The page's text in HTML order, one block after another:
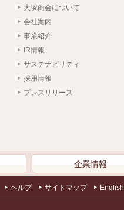
大塚商会について
会社案内
事業紹介
IR情報
サステナビリティ
採用情報
プレスリリース
企業情報
ヘルプ サイトマップ English